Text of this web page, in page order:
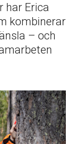
har Erica
kombinerar
– och